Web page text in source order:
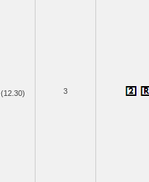
(12.30) 3